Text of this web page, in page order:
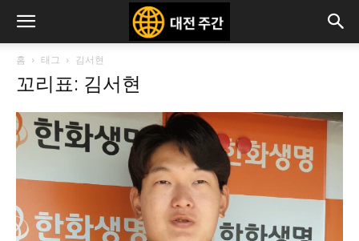
홈 태그 김서현
꼬리표: 김서현